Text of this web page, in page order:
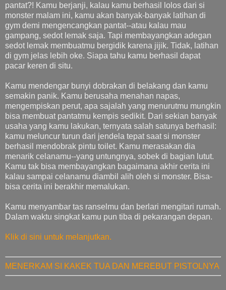
pantat?! Kamu berjanji, kalau kamu berhasil lolos dari si
monster malam ini, kamu akan banyak-banyak latihan di
gym demi mengencangkan pantat--atau kalau mau
gampang, sedot lemak saja. Tapi membayangkan adegan
sedot lemak membuatmu bergidik karena jijik. Tidak, latihan
di gym jelas lebih oke. Siapa tahu kamu berhasil dapat
pacar keren di situ.
Kamu mendengar bunyi dobrakan di belakang dan kamu
semakin panik. Kamu berusaha menahan napas,
mengempiskan perut, apa sajalah yang menurutmu mungkin
bisa membuat pantatmu kempis sedikit. Dari sekian banyak
usaha yang kamu lakukan, ternyata salah satunya berhasil:
kamu meluncur turun dari jendela tepat saat si monster
berhasil mendobrak pintu toilet. Kamu merasakan dia
menarik celanamu--yang untungnya, sobek di bagian lutut.
Kamu tak bisa membayangkan bagaimana akhir cerita ini
kalau sampai celanamu diambil alih oleh si monster. Bisa-
bisa cerita ini berakhir memalukan.
Kamu menyambar tas ranselmu dan berlari mengitari rumah.
Dalam waktu singkat kamu pun tiba di pekarangan depan.
Klik di sini untuk melanjutkan.
MENERKAM SI KAKEK TUA DAN MEREBUT PISTOLNYA